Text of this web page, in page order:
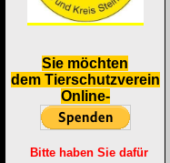
Sie möchten
dem Tierschutzverein
Online-
Bitte haben Sie dafür